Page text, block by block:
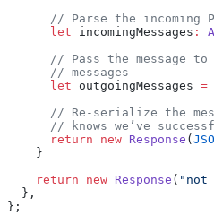
// Parse the incoming
      let
incomingMessages :
// Pass the message
      // messages
      let
outgoingMessages =
// Re-serialize the
// knows we’ve
      return
new Response (
    }
    return
new Response ( "not
  },
};